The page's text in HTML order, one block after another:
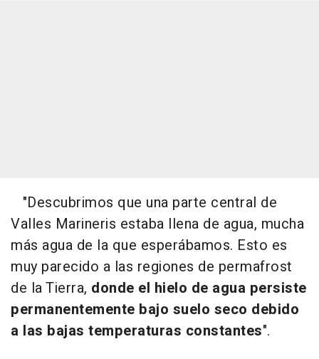
"Descubrimos que una parte central de
Valles Marineris estaba llena de agua, mucha
más agua de la que esperábamos. Esto es
muy parecido a las regiones de permafrost
de la Tierra, donde el hielo de agua persiste
permanentemente bajo suelo seco debido
a las bajas temperaturas constantes".